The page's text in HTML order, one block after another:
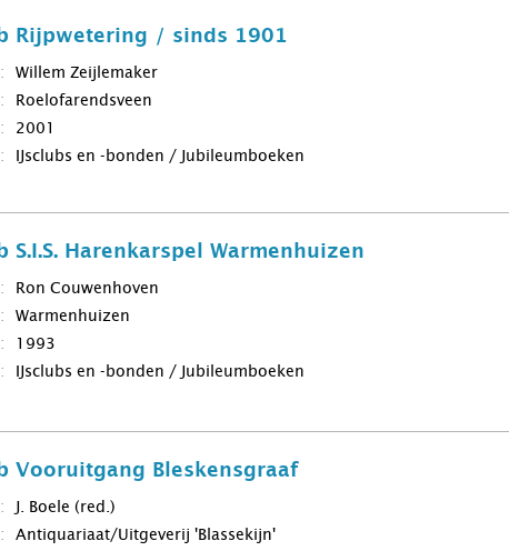
Rijpwetering / sinds 1901
Willem Zeijlemaker
Roelofarendsveen
2001
IJsclubs en -bonden / Jubileumboeken
S.I.S. Harenkarspel Warmenhuizen
Ron Couwenhoven
Warmenhuizen
1993
IJsclubs en -bonden / Jubileumboeken
Vooruitgang Bleskensgraaf
J. Boele (red.)
Antiquariaat/Uitgeverij 'Blassekijn'